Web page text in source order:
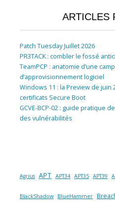
ARTICLES
Patch Tuesday Juillet 2026
PR3TACK : combler le fossé
TeamPCP : anatomie d’une
d’approvisionnement logiciel
Windows 11 : la Preview de juin
certificats Secure Boot
GCVE-BCP-02 : guide pratique
des vulnérabilités
Agrius APT APT34 APT35 APT39
BlackShadow BlueHammer